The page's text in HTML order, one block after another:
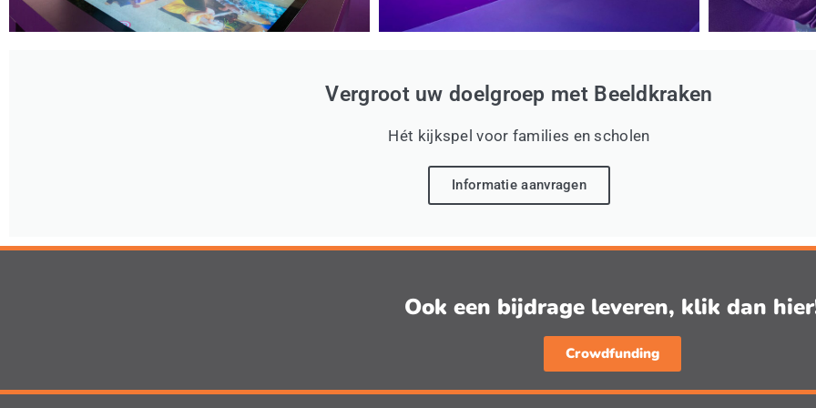
Vergroot uw doelgroep met Beeldkraken
Hét kijkspel voor families en scholen
Informatie aanvragen
Ook een bijdrage leveren, klik dan
Crowdfunding